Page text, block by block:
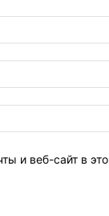
и веб-сайт в